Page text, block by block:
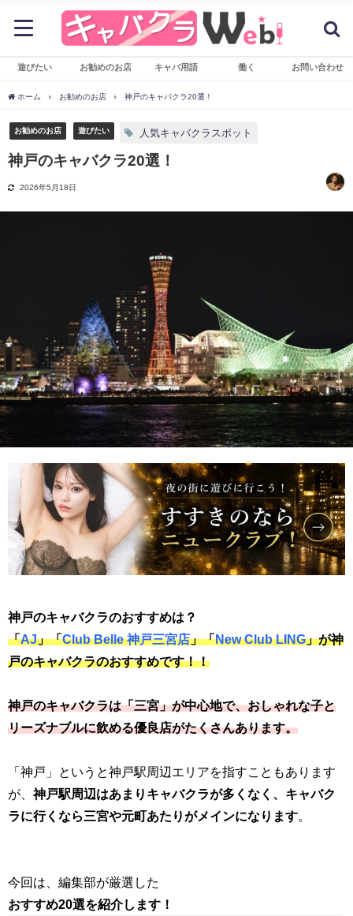
遊びたい お勧めのお店 キャバ用語 働く お問い合わせ
ホーム お勧めのお店 神戸のキャバクラ20選！
お勧めのお店 遊びたい 人気キャバクラスポット
神戸のキャバクラ20選！
2026年5月18日
神戸のキャバクラのおすすめは？
「AJ」「Club Belle 神戸三宮店」「New Club LING」が神
戸のキャバクラのおすすめです！！
神戸のキャバクラは「三宮」が中心地で、おしゃれな子と
リーズナブルに飲める優良店がたくさんあります。
「神戸」というと神戸駅周辺エリアを指すこともあります
が、神戸駅周辺はあまりキャバクラが多くなく、キャバク
ラに行くなら三宮や元町あたりがメインになります
今回は、編集部が厳選した
おすすめ20選を紹介します！